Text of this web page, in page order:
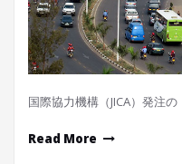
国際協力機構（JICA）発注
Read More